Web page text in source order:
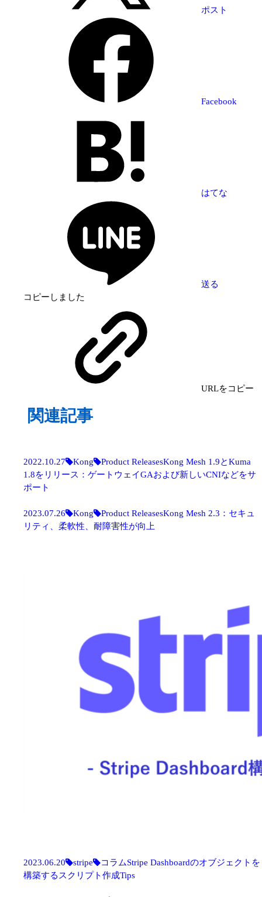
ポスト
Facebook
はてな
送る
コピーしました
URLをコピー
関連記事
2022.10.27 Kong Product ReleasesKong Mesh 1.9とKuma
1.8をリリース：ゲートウェイGAおよび新しいCNIなどをサ
ポート
2023.07.26 Kong Product ReleasesKong Mesh 2.3：セキュ
リティ、柔軟性、耐障害性が向上
2023.06.20 stripe コラムStripe Dashboardのオブジェクトを
構築するスクリプト作成Tips